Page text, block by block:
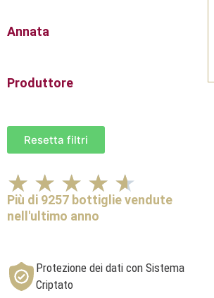
Annata
Produttore
Resetta filtri
★ ★ ★ ★ ★
4.6
Più di 9257 bottiglie vendute
nell'ultimo anno
Protezione dei dati con Sistema
Criptato